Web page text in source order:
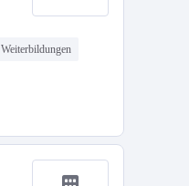
Weiterbildungen